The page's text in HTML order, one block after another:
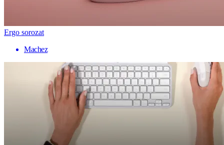
Ergo sorozat
Machez